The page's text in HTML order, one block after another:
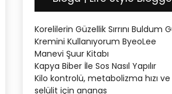
Korelilerin Güzellik Sırrını Buldum
Kremini Kullanıyorum ByeoLee
Manevi Şuur Kitabı
Kapya Biber İle Sos Nasıl Yapılır
Kilo kontrolü, metabolizma hızı ve
selülit için ananas